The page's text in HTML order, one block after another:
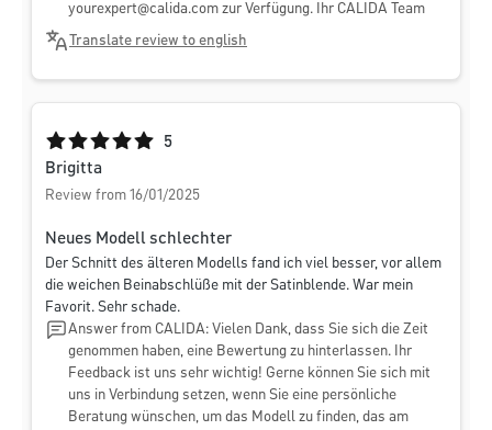
yourexpert@calida.com zur Verfügung. Ihr CALIDA Team
Translate review to english
Average rating of 5 out of 5 stars
5
Brigitta
Review from 16/01/2025
Neues Modell schlechter
Der Schnitt des älteren Modells fand ich viel besser, vor allem
die weichen Beinabschlüße mit der Satinblende. War mein
Favorit. Sehr schade.
Answer from CALIDA: Vielen Dank, dass Sie sich die Zeit
genommen haben, eine Bewertung zu hinterlassen. Ihr
Feedback ist uns sehr wichtig! Gerne können Sie sich mit
uns in Verbindung setzen, wenn Sie eine persönliche
Beratung wünschen, um das Modell zu finden, das am